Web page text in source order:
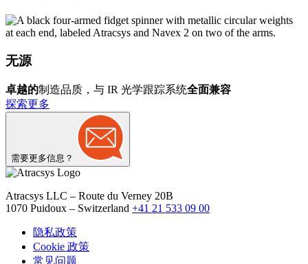
无源
卓越的制造品质，与 IR 光学跟踪系统全面兼容
探索更多
需要更多信息？
Atracsys LLC – Route du Verney 20B
1070 Puidoux – Switzerland +41 21 533 09 00
隐私政策
Cookie 政策
常见问题